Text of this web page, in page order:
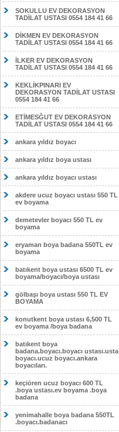
SOKULLU EV DEKORASYON
TADİLAT USTASI 0554 184 41 66
DİKMEN EV DEKORASYON
TADİLAT USTASI 0554 184 41 66
İLKER EV DEKORASYON
TADİLAT USTASI 0554 184 41 66
KEKLİKPINARI EV
DEKORASYON TADİLAT USTASI
0554 184 41 66
ETİMESĞUT EV DEKORASYON
TADİLAT USTASI 0554 184 41 66
ankara yıldız boyacı
ankara yıldız boya ustası
ankara yıldız boyacı ustası
akdere ucuz boyacı ustası 550 TL
ev boyama
demetevler boyacı 550 TL ev
boyama
eryaman boya badana 550TL ev
boyama
batıkent boya ustası 6500 TL ev
boyama/boyacı/boya ustası
gölbaşı boya ustası 550 TL EV
BOYAMA
konutkent boya ustası 6,500 TL
ev boyama /boya badana
batıkent boya
badana.boyacı.boyacı ustası.usta
boyacı.ucuz boyacı.ankara
boyacıları.
keçiören ucuz boyacı 600 TL
.boya ustası.ev boyama .boya
badana
yenimahalle boya badana 550TL
.boyacı.badanacı